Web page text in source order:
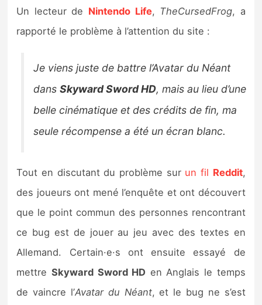
Bons plans
Guides
Un lecteur de Nintendo Life, TheCursedFrog, a
rapporté le problème à l’attention du site :
Je viens juste de battre l’Avatar du Néant
dansSkyward Sword HD, mais au lieu d’une
belle cinématique et des crédits de fin, ma
seule récompense a été un écran blanc.
Tout en discutant du problème sur un fil Reddit,
des joueurs ont mené l’enquête et ont découvert
que le point commun des personnes rencontrant
ce bug est de jouer au jeu avec des textes en
Allemand. Certain·e·s ont ensuite essayé de
mettre Skyward Sword HD en Anglais le temps
de vaincre l’Avatar du Néant, et le bug ne s’est